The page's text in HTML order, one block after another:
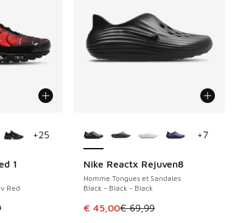
à € 75,00
1
Red
Prix en baisse de € 199,99 à € 135,00
+25
Nike Reactx Rejuven8
Homme Tongues et Sandales
Black - Black - Black
Cet article est en promotion.
€ 45,00€ 69,99
ÉCONOMISE 24 €
+7